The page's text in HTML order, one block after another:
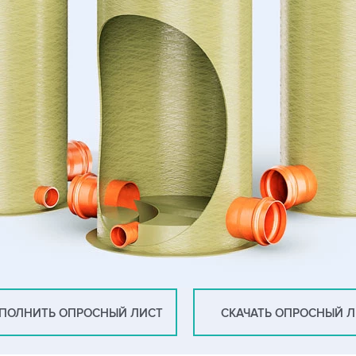
ОПРОСНЫЙ ЛИСТ СКАЧАТЬ ОПРОСНЫЙ